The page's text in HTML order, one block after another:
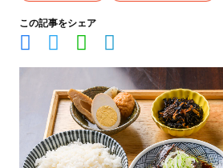
この記事をシェア